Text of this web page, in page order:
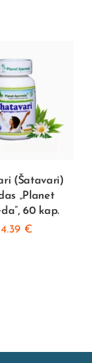
(Šatavari)
„Planet
60 kap.
€